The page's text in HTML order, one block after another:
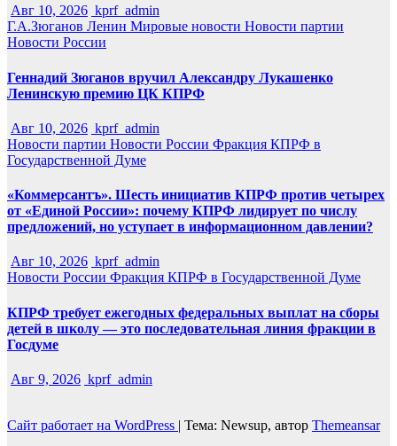
Авг 10, 2026 kprf_admin
Г.А.Зюганов Ленин Мировые новости Новости партии
Новости России
Геннадий Зюганов вручил Александру Лукашенко
Ленинскую премию ЦК КПРФ
Авг 10, 2026 kprf_admin
Новости партии Новости России Фракция КПРФ в
Государственной Думе
«Коммерсантъ». Шесть инициатив КПРФ против четырех
от «Единой России»: почему КПРФ лидирует по числу
предложений, но уступает в информационном давлении?
Авг 10, 2026 kprf_admin
Новости России Фракция КПРФ в Государственной Думе
КПРФ требует ежегодных федеральных выплат на сборы
детей в школу — это последовательная линия фракции в
Госдуме
Авг 9, 2026 kprf_admin
Сайт работает на WordPress | Тема: Newsup, автор Themeansar